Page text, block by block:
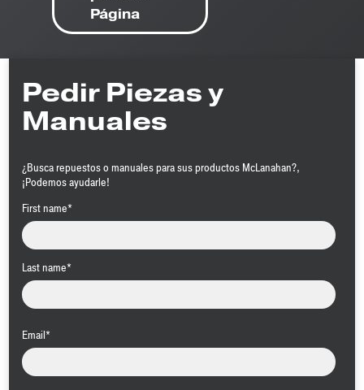
Página
Pedir Piezas y
Manuales
¿Busca repuestos o manuales para sus productos McLanahan?,
¡Podemos ayudarle!
First name*
Last name*
Email*